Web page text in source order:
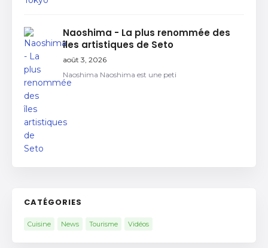
Naoshima - La plus renommée des
îles artistiques de Seto
août 3, 2026
Naoshima Naoshima est une peti
CATÉGORIES
Cuisine News Tourisme Vidéos